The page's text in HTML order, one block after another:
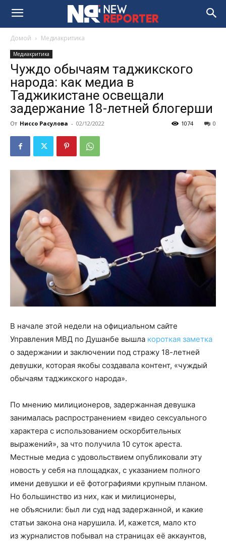
Домой Медиакритика
Медиакритика
Чуждо обычаям таджикского
народа: как медиа в
Таджикистане освещали
задержание 18-летней блогерши
От Ниссо Расулова - 02/12/2022 0
1074
В начале этой недели на официальном сайте
Управления МВД по Душанбе вышла короткая заметка
о задержании и заключении под стражу 18-летней
девушки, которая якобы создавала контент, «чуждый
обычаям таджикского народа».
По мнению милиционеров, задержанная девушка
занималась распространением «видео сексуального
характера с использованием оскорбительных
выражений», за что получила 10 суток ареста.
Местные медиа с удовольствием опубликовали эту
новость у себя на площадках, с указанием полного
имени девушки и её фотографиями крупным планом.
Но большинство из них, как и милиционеры,
не объяснили: был ли суд над задержанной, и какие
статьи закона она нарушила. И, кажется, мало кто
из журналистов побывал на страницах её аккаунтов,